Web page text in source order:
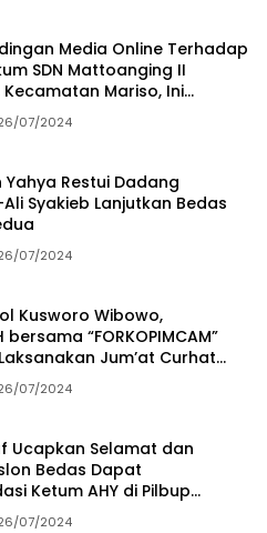
Media Online Terhadap
SDN Mattoanging II
Kecamatan Mariso, Ini
07/2024
Yahya Restui Dadang
Syakieb Lanjutkan Bedas
07/2024
Kusworo Wibowo,
bersama “FORKOPIMCAM”
Jum’at Curhat
Serentak 2024
07/2024
Ucapkan Selamat dan
Bedas Dapat
Ketum AHY di Pilbup
07/2024